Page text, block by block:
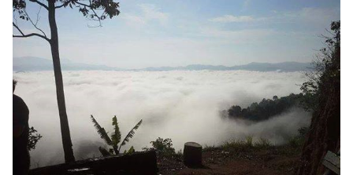
เรียน
เลข
ออนไลน์
ติดต่อ
โฆษณา
แจ้ง
ปัญหา